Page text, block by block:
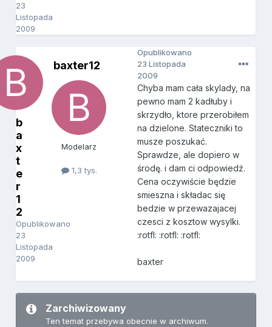
23
Listopada
2009
b
a
x
t
e
r
1
2
Opublikowano
23
Listopada
2009
baxter12
Modelarz
1,3 tys.
Opublikowano
23 Listopada
2009
Chyba mam cała skylady, na
pewno mam 2 kadłuby i
skrzydło, ktore przerobiłem
na dzielone. Stateczniki to
musze poszukać.
Sprawdze, ale dopiero w
środę. i dam ci odpowiedź.
Cena oczywiście będzie
smieszna i składac się
bedzie w przewazajacej
czesci z kosztow wysylki.
:rotfl: :rotfl: :rotfl:
baxter
Zarchiwizowany
Ten temat przebywa obecnie w archiwum.